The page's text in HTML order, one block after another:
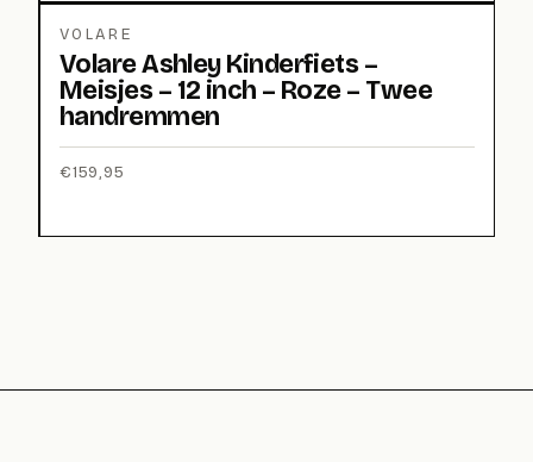
VOLARE
Volare Ashley Kinderfiets –
Meisjes – 12 inch – Roze – Twee
handremmen
€159,95